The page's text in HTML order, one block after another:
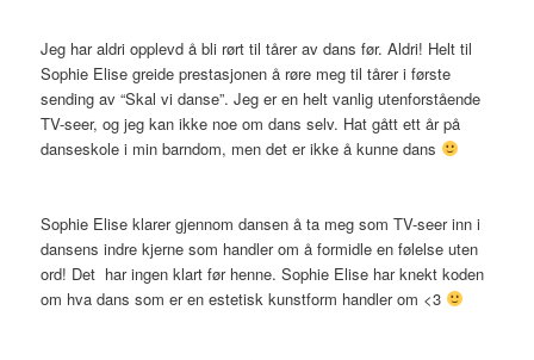
Jeg har aldri opplevd å bli rørt til tårer av dans før. Aldri! Helt til
Sophie Elise greide prestasjonen å røre meg til tårer i første
sending av “Skal vi danse”. Jeg er en helt vanlig utenforstående
TV-seer, og jeg kan ikke noe om dans selv. Hat gått ett år på
danseskole i min barndom, men det er ikke å kunne dans
Sophie Elise klarer gjennom dansen å ta meg som TV-seer inn i
dansens indre kjerne som handler om å formidle en følelse uten
ord! Det har ingen klart før henne. Sophie Elise har knekt koden
om hva dans som er en estetisk kunstform handler om <3